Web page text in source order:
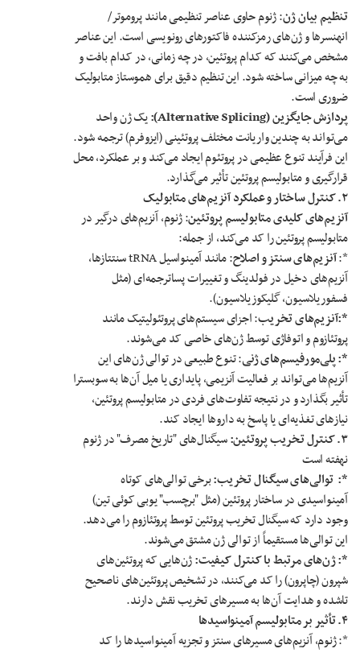
تنظیم بیان ژن: ژنوم حاوی عناصر تنظیمی مانند پروموتر/
انهنسرها و ژن‌های رمزکننده فاکتورهای رونویسی است. این عناصر
مشخص می‌کنند که کدام پروتئین، در چه زمانی، در کدام بافت و
به چه میزانی ساخته شود. این تنظیم دقیق برای هموستاز متابولیک
ضروری است.
پردازش جایگزین(Alternative Splicing):
یک ژن واحد
می‌تواند به چندین واریانت مختلف پروتئینی (ایزوفرم) ترجمه شود.
این فرآیند تنوع عظیمی در پروتئوم ایجاد می‌کند و بر عملکرد، محل
قرارگیری و متابولیسم پروتئین تأثیر می‌گذارد.
۲.کنترل ساختار و عملکرد آنزیم‌های متابولیک
آنزیم‌های کلیدی متابولیسم پروتئین: ژنوم، آنزیم‌های درگیر در
متابولیسم پروتئین را کد می‌کند، از جمله:
*:آنزیم‌های سنتز و اصلاح
: مانند آمینواسیل tRNA سنتتازها،
آنزیم‌های دخیل در فولدینگ و تغییرات پساترجمه‌ای (مثل
فسفوریلاسیون، گلیکوزیلاسیون).
*:آنزیم‌های تخریب: اجزای سیستم‌های پروتئولیتیک مانند
پروتئازوم و اتوفاژی توسط ژن‌های خاصی کد می‌شوند.
*: پلی‌مورفیسم‌های ژنی: تنوع طبیعی در توالی ژن‌های این
آنزیم‌ها می‌تواند بر فعالیت آنزیمی، پایداری یا میل آن‌ها به سوبسترا
تأثیر بگذارد و در نتیجه تفاوت‌های فردی در متابولیسم پروتئین،
نیازهای تغذیه‌ای یا پاسخ به داروها ایجاد کند.
۳.کنترل تخریب پروتئین:سیگنال‌های "تاریخ مصرف" در ژنوم
نهفته است
*: توالی‌های سیگنال تخریب:برخی توالی‌های کوتاه
آمینواسیدی در ساختار پروتئین (مثل "برچسب" یوبی کوئی تین)
وجود دارد که سیگنال تخریب پروتئین توسط پروتئازوم را می‌دهد.
این توالی‌ها مستقیماً از توالی ژن مشتق می‌شوند.
*: ژن‌های مرتبط با کنترل کیفیت:ژن‌هایی که پروتئین‌های
شپرون (چاپرون) را کد می‌کنند، در تشخیص پروتئین‌های ناصحیح
تاشده و هدایت آن‌ها به مسیرهای تخریب نقش دارند.
۴.تأثیر بر متابولیسم آمینواسیدها
*: ژنوم، آنزیم‌های مسیرهای سنتز و تجزیه آمینواسیدها را کد